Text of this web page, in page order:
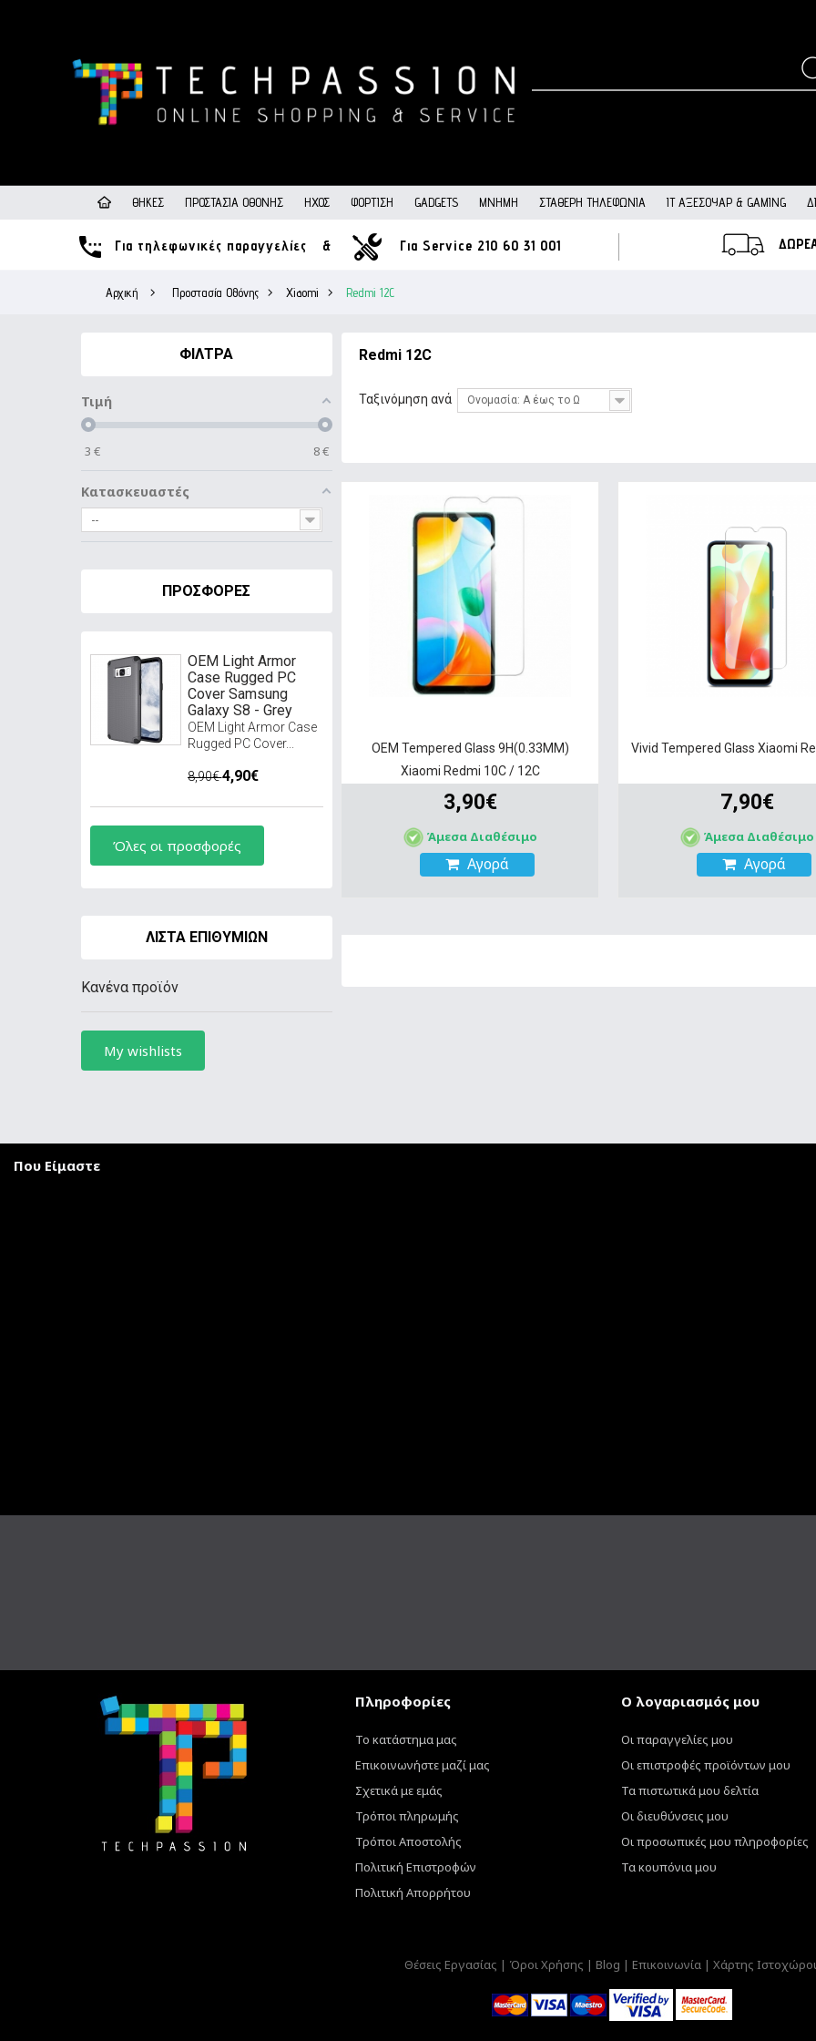
ΘΉΚΕΣ ΠΡΟΣΤΑΣΊΑ ΟΘΌΝΗΣ ΉΧΟΣ ΦΌΡΤΙΣΗ GADGETS ΜΝΉΜΗ ΣΤΑΘΕΡΉ ΤΗΛΕΦΩΝΊΑ IT ΑΞΕΣΟΥΆΡ & GAMING
Για τηλεφωνικές παραγγελίες & Για Service 210 60 31 001
Αρχική > Προστασία Οθόνης > Xiaomi > Redmi 12C
ΦΊΛΤΡΑ
Τιμή
3 € 8€
Κατασκευαστές
--
ΠΡΟΣΦΟΡΈΣ
OEM Light Armor
Case Rugged PC
Cover Samsung
Galaxy S8 - Grey
OEM Light Armor Case
Rugged PC Cover...
8,90€4,90€
Όλες οι προσφορές
ΛΊΣΤΑ ΕΠΙΘΥΜΙΏΝ
Κανένα προϊόν
My wishlists
Redmi 12C
Ταξινόμηση ανά Ονομασία: Α έως το Ω
OEM Tempered Glass 9H(0.33MM)
Xiaomi Redmi 10C / 12C
3,90€
Άμεσα Διαθέσιμο
Αγορά
Vivid Tempered Glass Xiaomi
7,90€
Άμεσα Διαθέσιμο
Αγορά
Που Είμαστε
Πληροφορίες
Το κατάστημα μας
Επικοινωνήστε μαζί μας
Σχετικά με εμάς
Τρόποι πληρωμής
Τρόποι Αποστολής
Πολιτική Επιστροφών
Πολιτική Απορρήτου
Ο λογαριασμός μου
Οι παραγγελίες μου
Οι επιστροφές προϊόντων μου
Τα πιστωτικά μου δελτία
Οι διευθύνσεις μου
Οι προσωπικές μου πληροφορίες
Τα κουπόνια μου
Θέσεις Εργασίας | Όροι Χρήσης | Blog | Επικοινωνία | Χάρτης